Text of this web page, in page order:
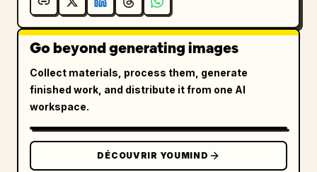
gauche", "text": "魔法、オーラ、そして——ドラゴ
ン。"}
        ]
      {
        "tier": 4,
        "description": "Personnage l'air
abattu dans une forêt sombre et en ruines.",
        "elements": [
          {"type": "text_box", "position": "à
Go beyond generating images
Collect materials, process them, generate
finished work, and distribute it from one AI
workspace.
DÉCOUVRIR YOUMIND